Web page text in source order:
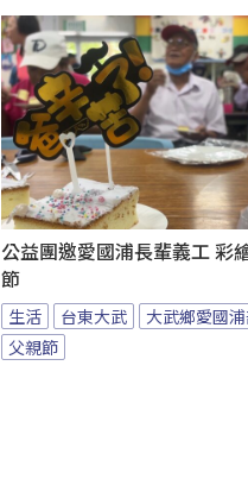
公益團邀愛國浦長輩義工 彩
節
生活 台東大武
大武鄉愛國
父親節